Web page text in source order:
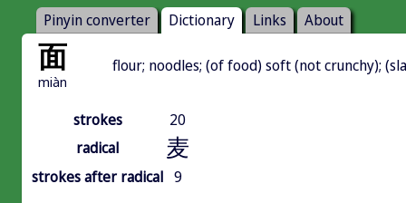
Pinyin converter Dictionary Links About
面
miàn
flour; noodles; (of food) soft (not crunchy);
strokes
20
radical
麦
strokes after radical 9